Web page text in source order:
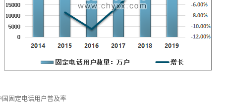
国固定电话用户普及率